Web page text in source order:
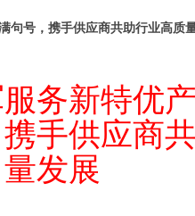
句号，携手供应商共助行业高质
务新特优
手供应商
量发展